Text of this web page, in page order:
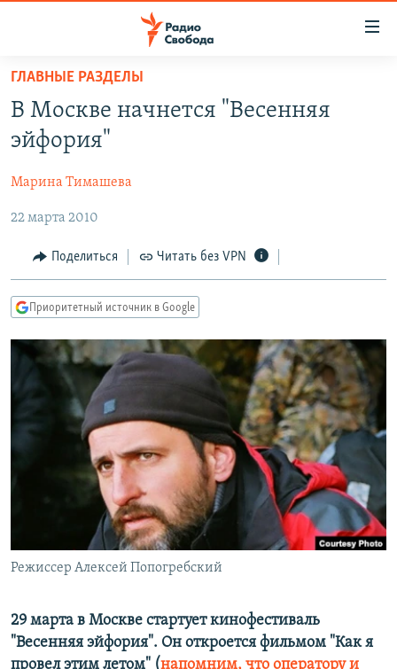
упрощенного
доступа
Вернуться
основному
Вернутся
главной
навигации
Вернутся
поиску
ПОДКАСТЫ
АВТОРСКИЕ ПРОЕКТЫ
ЦИТАТЫ СВОБОДЫ
МНЕНИЯ
КУЛЬТУРА
IDEL.РЕАЛИИ
КАВКАЗ.РЕАЛИИ
СЕВЕР.РЕАЛИИ
СИБИРЬ.РЕАЛИИ
РАСПИСАНИЕ ВЕЩАНИЯ
ПОДПИШИТЕСЬ НА РАССЫЛКУ
СОЦИАЛЬНЫЕ СЕТИ
Все сайты РСЕ/РС
ГЛАВНЫЕ РАЗДЕЛЫ
В Москве начнется "Весенняя
эйфория"
Марина Тимашева
22 марта 2010
Поделиться Читать без VPN
Приоритетный источник в Google
Режиссер Алексей Попогребский
29 марта в Москве стартует кинофестиваль
"Весенняя эйфория". Он откроется фильмом "Как я
провел этим летом" (напомним, что оператору и